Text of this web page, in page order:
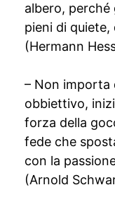
albero, perché
pieni di
(Hermann
– Non importa
obbiettivo,
forza della
fede che
con la
(Arnold